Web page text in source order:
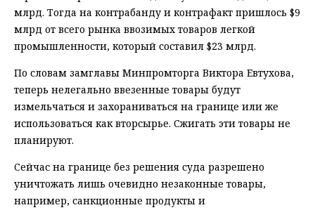
млрд. Тогда на контрабанду и контрафакт пришлось $9
млрд от всего рынка ввозимых товаров легкой
промышленности, который составил $23 млрд.
По словам замглавы Минпромторга Виктора Евтухова,
теперь нелегально ввезенные товары будут
измельчаться и захораниваться на границе или же
использоваться как вторсырье. Сжигать эти товары не
планируют.
Сейчас на границе без решения суда разрешено
уничтожать лишь очевидно незаконные товары,
например, санкционные продукты и